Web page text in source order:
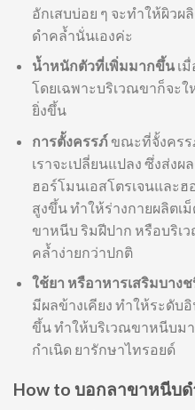
อักเสบบ่อย ๆ จะทำให้ผิว
ดำคล้ำนั่นเองค่ะ
น้ำหนักตัวที่เพิ่มมากขึ้นเมื่
โดยเฉพาะบริเวณขาก็จะ
ยิ่งขึ้น
การตั้งครรภ์ขณะที่จั้งครร
เราจะเปลี่ยนแปลง ซึ่งส่ง
ฮอร์โมนเอสโตรเจนและฮ
สูงขึ้น ทำให้ร่างกายผลิตเ
ขาหนีบ ริมฝีปาก หรือบริเ
คล้ำง่ายกว่าปกติ
ใช้ยา หรือาหารเสริมบาง
มีผลข้างเคียง ทำให้ระดับ
ขึ้น ทำให้บริเวณขาหนีบม
กำเนิด ยารักษาไทรอยด์
How to บอกลาขาหนีบด